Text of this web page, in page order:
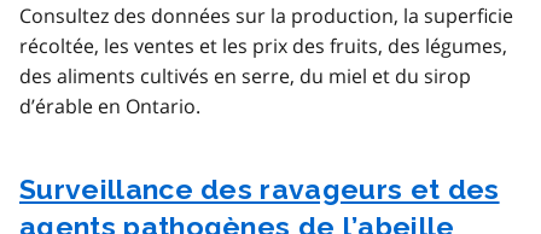
Consultez des données sur la production, la superficie
récoltée, les ventes et les prix des fruits, des légumes,
des aliments cultivés en serre, du miel et du sirop
d’érable en Ontario.
Surveillance des ravageurs et des
agents pathogènes de l’abeille